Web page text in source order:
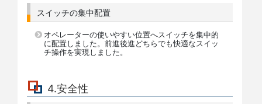
スイッチの集中配置
オペレーターの使いやすい位置へスイッチを集中的
に配置しました。前進後進どちらでも快適なスイッ
チ操作を実現しました。
4.安全性